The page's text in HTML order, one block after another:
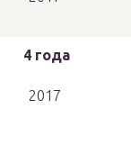
4 года
2017